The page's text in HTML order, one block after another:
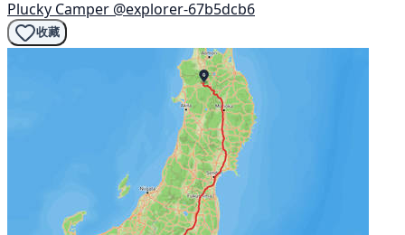
Plucky Camper @explorer-67b5dcb6
收藏